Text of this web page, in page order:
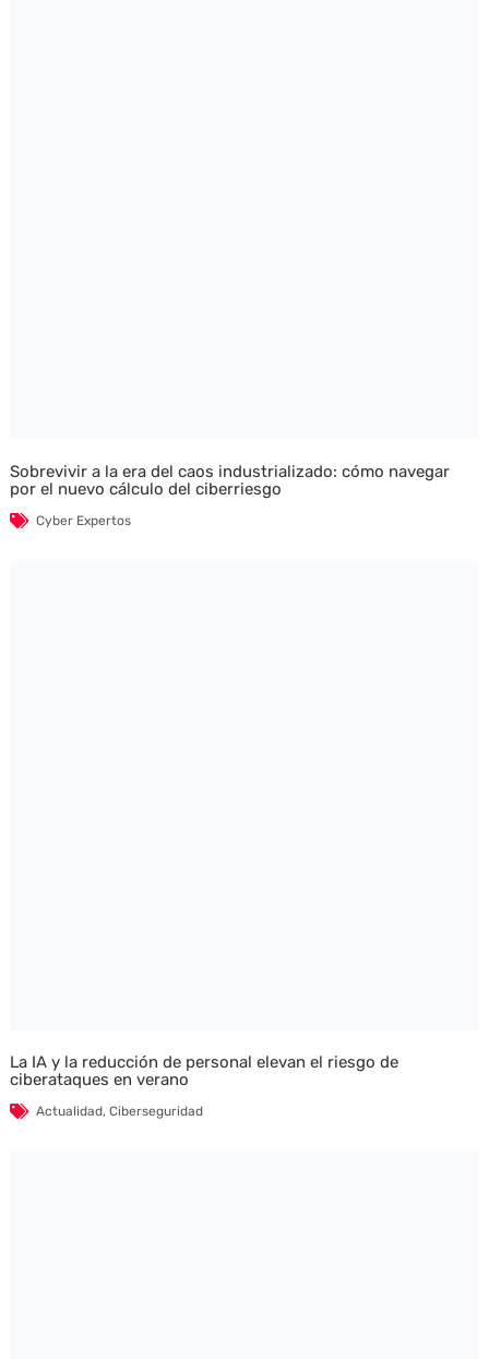
Sobrevivir a la era del caos industrializado: cómo navegar
por el nuevo cálculo del ciberriesgo
Cyber Expertos
La IA y la reducción de personal elevan el riesgo de
ciberataques en verano
Actualidad, Ciberseguridad